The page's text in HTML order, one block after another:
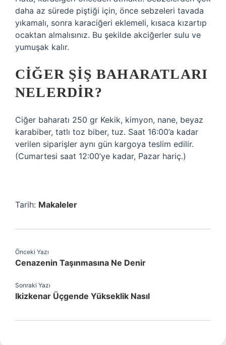
daha az sürede piştiği için, önce sebzeleri tavada
yıkamalı, sonra karaciğeri eklemeli, kısaca kızartıp
ocaktan almalısınız. Bu şekilde akciğerler sulu ve
yumuşak kalır.
CIĞER ŞIŞ BAHARATLARI
NELERDIR?
Ciğer baharatı 250 gr Kekik, kimyon, nane, beyaz
karabiber, tatlı toz biber, tuz. Saat 16:00’a kadar
verilen siparişler aynı gün kargoya teslim edilir.
(Cumartesi saat 12:00’ye kadar, Pazar hariç.)
Tarih: Makaleler
Önceki Yazı
Cenazenin Taşınmasına Ne Denir
Sonraki Yazı
Ikizkenar Üçgende Yükseklik Nasıl